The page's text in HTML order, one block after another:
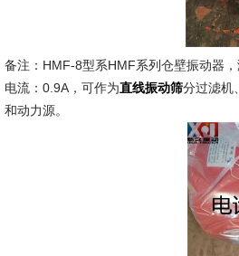
备注：HMF-8型系HMF系列仓壁振动器
电流：0.9A，可作为直线振动筛分过滤机
和动力源。